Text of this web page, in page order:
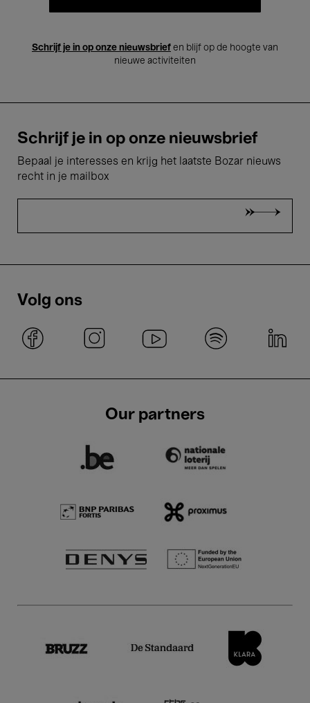
Schrijf je in op onze nieuwsbrief en blijf op de hoogte van
nieuwe activiteiten
Schrijf je in op onze nieuwsbrief
Bepaal je interesses en krijg het laatste Bozar nieuws
recht in je mailbox
Volg ons
Our partners